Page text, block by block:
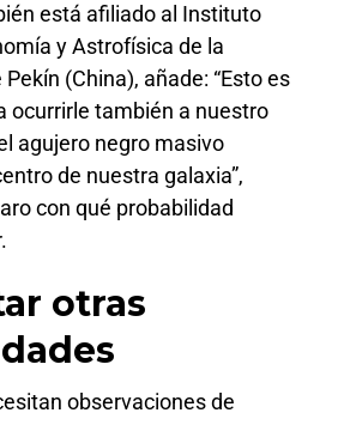
está afiliado al Instituto
y Astrofísica de la
(China), añade: “Esto es
ocurrirle también a nuestro
agujero negro masivo
de nuestra galaxia”,
con qué probabilidad
otras
observaciones de